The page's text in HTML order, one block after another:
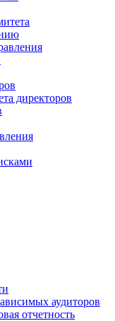
директоров
аудиторов
отчетность